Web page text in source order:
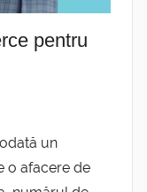
pentru
un
o afacere de